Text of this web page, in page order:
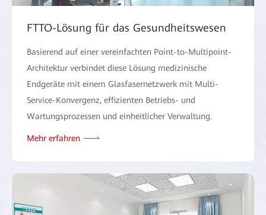
FTTO-Lösung für das Gesundheitswesen
Basierend auf einer vereinfachten Point-to-Multipoint-
Architektur verbindet diese Lösung medizinische
Endgeräte mit einem Glasfasernetzwerk mit Multi-
Service-Konvergenz, effizienten Betriebs- und
Wartungsprozessen und einheitlicher Verwaltung.
Mehr erfahren